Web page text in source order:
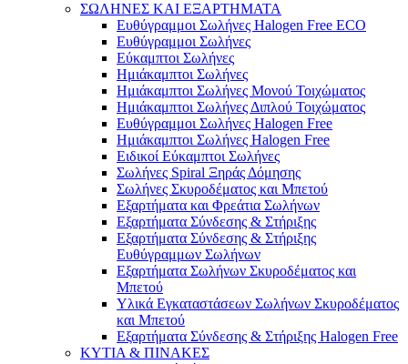
ΣΩΛΗΝΕΣ ΚΑΙ ΕΞΑΡΤΗΜΑΤΑ
Ευθύγραμμοι Σωλήνες Halogen Free ECO
Ευθύγραμμοι Σωλήνες
Εύκαμπτοι Σωλήνες
Ημιάκαμπτοι Σωλήνες
Ημιάκαμπτοι Σωλήνες Μονού Τοιχώματος
Ημιάκαμπτοι Σωλήνες Διπλού Τοιχώματος
Ευθύγραμμοι Σωλήνες Halogen Free
Ημιάκαμπτοι Σωλήνες Halogen Free
Ειδικοί Εύκαμπτοι Σωλήνες
Σωλήνες Spiral Ξηράς Δόμησης
Σωλήνες Σκυροδέματος και Μπετού
Εξαρτήματα και Φρεάτια Σωλήνων
Εξαρτήματα Σύνδεσης & Στήριξης
Εξαρτήματα Σύνδεσης & Στήριξης
Ευθύγραμμων Σωλήνων
Εξαρτήματα Σωλήνων Σκυροδέματος και
Μπετού
Υλικά Εγκαταστάσεων Σωλήνων Σκυροδέματος
και Μπετού
Εξαρτήματα Σύνδεσης & Στήριξης Halogen Free
ΚΥΤΙΑ & ΠΙΝΑΚΕΣ